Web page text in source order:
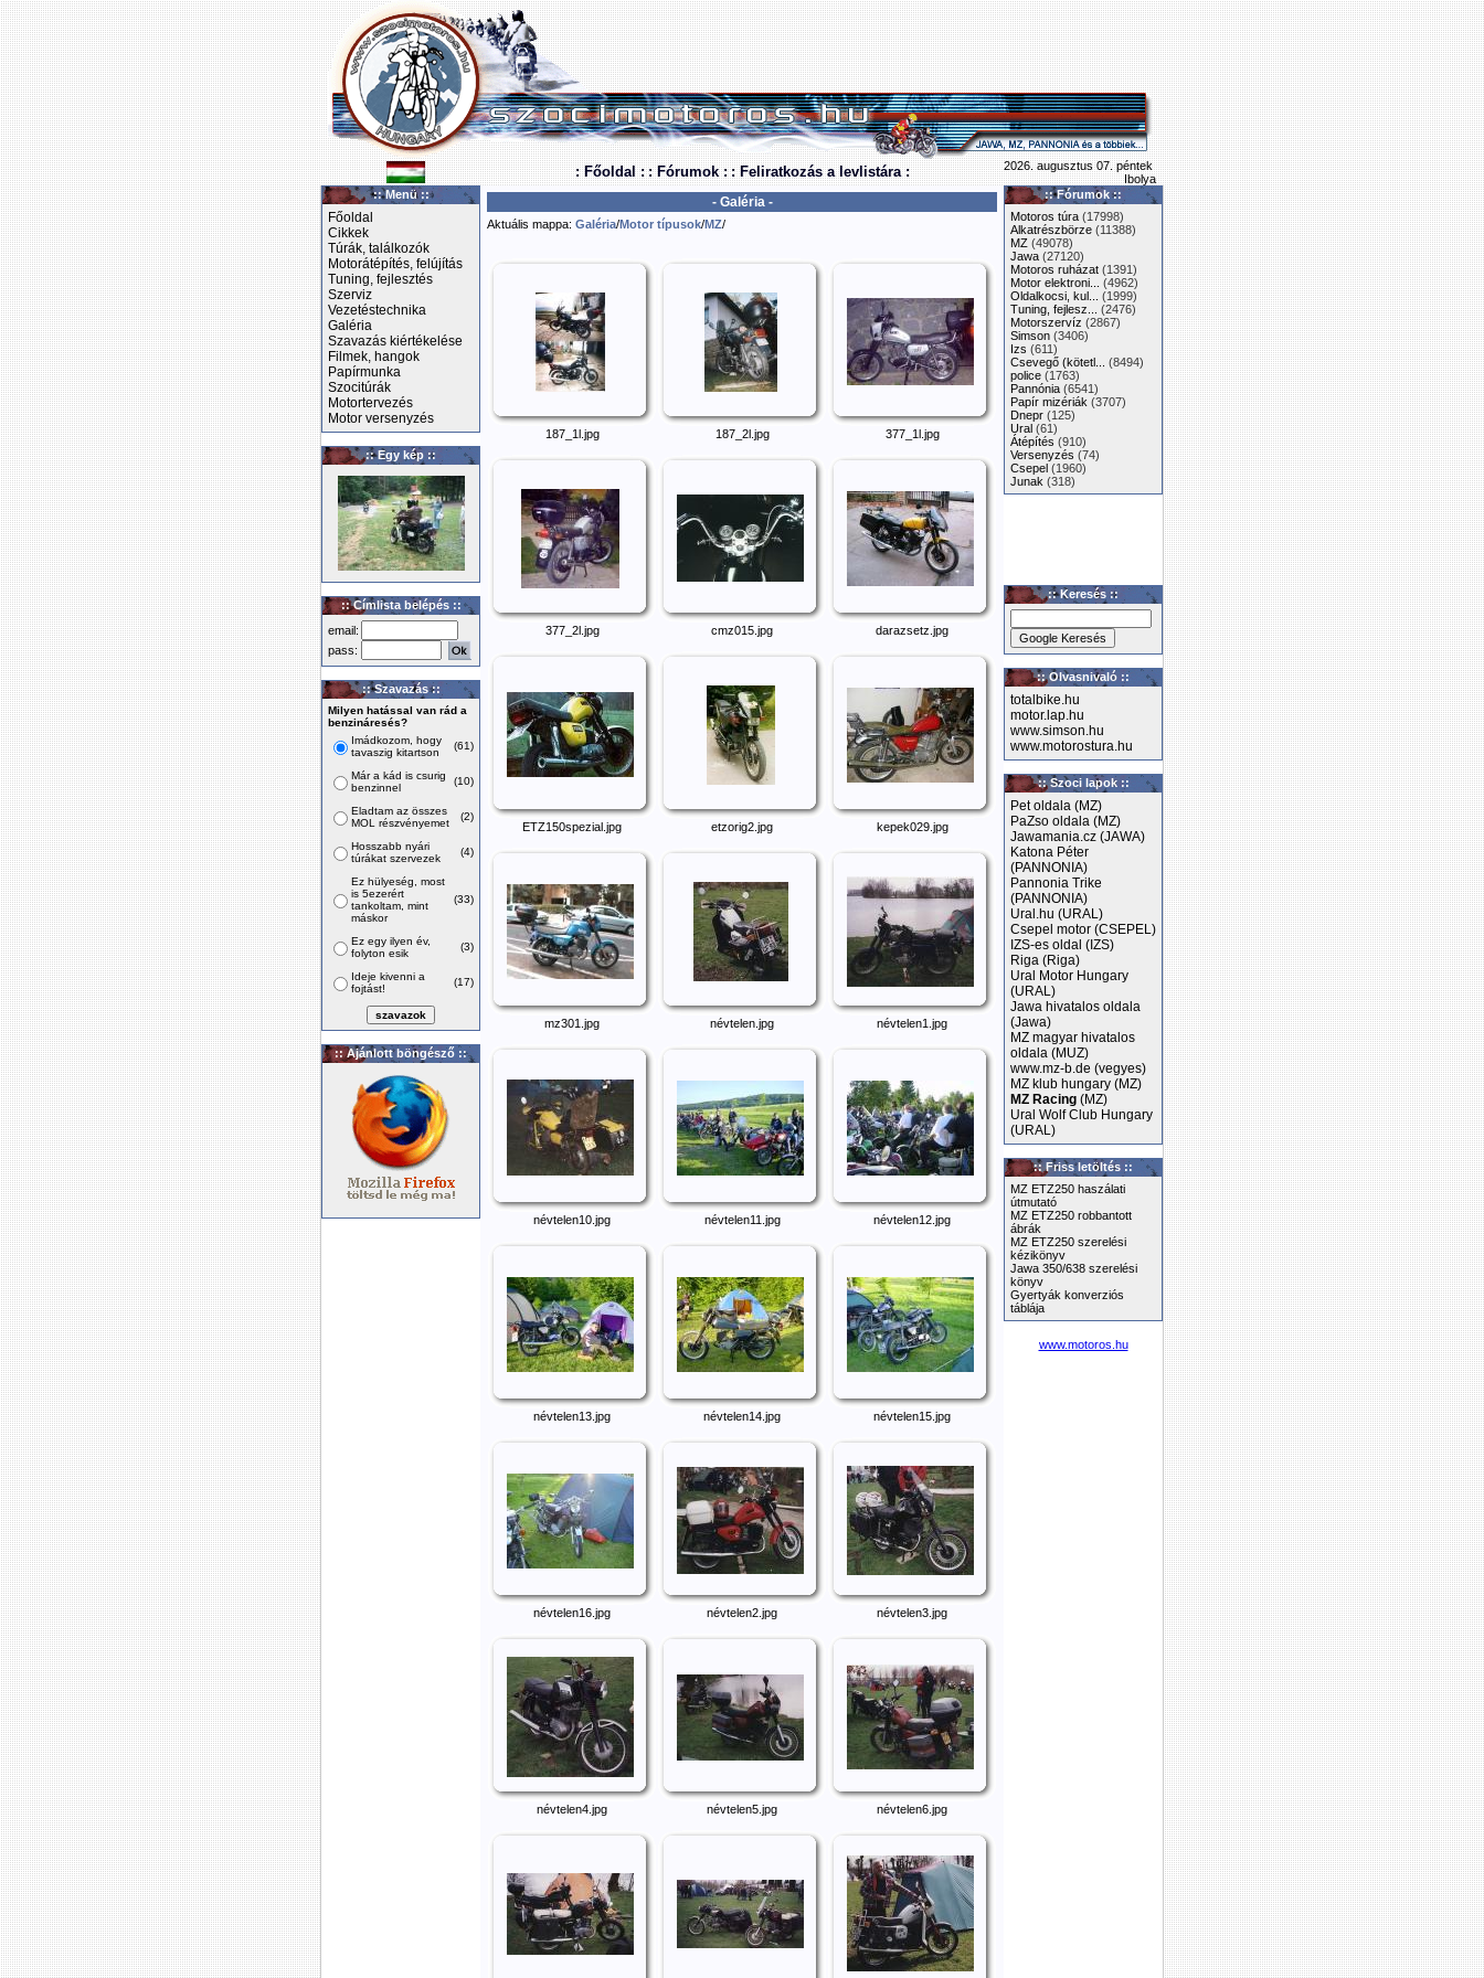
: Főoldal : : Fórumok : : Feliratkozás a levlistára :
2026. augusztus 07. péntek
Ibolya
:: Menü ::
Főoldal
Cikkek
Túrák, találkozók
Motorátépítés, felújítás
Tuning, fejlesztés
Szerviz
Vezetéstechnika
Galéria
Szavazás kiértékelése
Filmek, hangok
Papírmunka
Szocitúrák
Motortervezés
Motor versenyzés
:: Egy kép ::
:: Címlista belépés ::
email:
pass:
:: Szavazás ::
Milyen hatással van rád a
benzináresés?
Imádkozom, hogy
tavaszig kitartson
(61)
Már a kád is csurig
benzinnel
(10)
Eladtam az összes
MOL részvényemet
(2)
Hosszabb nyári
túrákat szervezek
(4)
Ez hülyeség, most
is 5ezerért
tankoltam, mint
máskor
(33)
Ez egy ilyen év,
folyton esik
(3)
Ideje kivenni a
fojtást!
(17)
:: Ajánlott böngésző ::
- Galéria -
Aktuális mappa: Galéria/Motor típusok/MZ/
187_1l.jpg 187_2l.jpg 377_1l.jpg
377_2l.jpg cmz015.jpg darazsetz.jpg
ETZ150spezial.jpg etzorig2.jpg kepek029.jpg
mz301.jpg névtelen.jpg névtelen1.jpg
névtelen10.jpg névtelen11.jpg névtelen12.jpg
névtelen13.jpg névtelen14.jpg névtelen15.jpg
névtelen16.jpg névtelen2.jpg névtelen3.jpg
névtelen4.jpg névtelen5.jpg névtelen6.jpg
:: Fórumok ::
Motoros túra (17998)
Alkatrészbörze (11388)
MZ (49078)
Jawa (27120)
Motoros ruházat (1391)
Motor elektroni...
(4962)
Oldalkocsi, kul...
(1999)
Tuning, fejlesz...
(2476)
Motorszervíz (2867)
Simson (3406)
Izs (611)
Csevegő (kötetl...
(8494)
police (1763)
Pannónia (6541)
Papír mizériák (3707)
Dnepr (125)
Ural (61)
Átépítés (910)
Versenyzés (74)
Csepel (1960)
Junak (318)
:: Keresés ::
:: Olvasnivaló ::
totalbike.hu
motor.lap.hu
www.simson.hu
www.motorostura.hu
:: Szoci lapok ::
Pet oldala (MZ)
PaZso oldala (MZ)
Jawamania.cz (JAWA)
Katona Péter
(PANNONIA)
Pannonia Trike
(PANNONIA)
Ural.hu (URAL)
Csepel motor (CSEPEL)
IZS-es oldal (IZS)
Riga (Riga)
Ural Motor Hungary
(URAL)
Jawa hivatalos oldala
(Jawa)
MZ magyar hivatalos
oldala (MUZ)
www.mz-b.de (vegyes)
MZ klub hungary (MZ)
MZ Racing (MZ)
Ural Wolf Club Hungary
(URAL)
:: Friss letöltés ::
MZ ETZ250 haszálati
útmutató
MZ ETZ250 robbantott
ábrák
MZ ETZ250 szerelési
kézikönyv
Jawa 350/638 szerelési
könyv
Gyertyák konverziós
táblája
www.motoros.hu